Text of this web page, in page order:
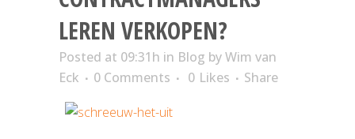
LEREN VERKOPEN?
Posted at 09:31h in Blog byWim van
Eck
0 Comments 0 Likes Share